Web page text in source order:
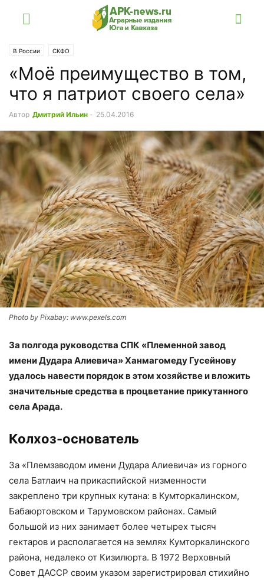
В России СКФО
«Моё преимущество в том,
что я патриот своего села»
Автор Дмитрий Ильин - 25.04.2016
Photo by Pixabay: www.pexels.com
За полгода руководства СПК «Племенной завод
имени Дудара Алиевича» Ханмагомеду Гусейнову
удалось навести порядок в этом хозяйстве и вложить
значительные средства в процветание прикутанного
села Арада.
Колхоз-основатель
За «Племзаводом имени Дудара Алиевича» из горного
села Батлаич на прикаспийской низменности
закреплено три крупных кутана: в Кумторкалинском,
Бабаюртовском и Тарумовском районах. Самый
большой из них занимает более четырех тысяч
гектаров и располагается на землях Кумторкалинского
района, недалеко от Кизилюрта. В 1972 Верховный
Совет ДАССР своим указом зарегистрировал стихийно